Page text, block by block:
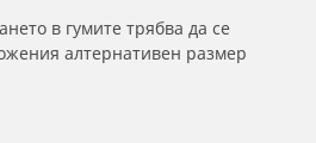
в гумите трябва да се
алтернативен размер